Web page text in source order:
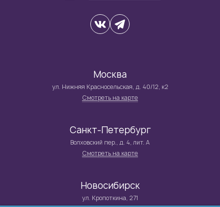
Москва
ул. Нижняя Красносельская, д. 40/12, к2
Смотреть на карте
Санкт-Петербург
Волховский пер., д. 4, лит. А
Смотреть на карте
Новосибирск
ул. Кропоткина, 271